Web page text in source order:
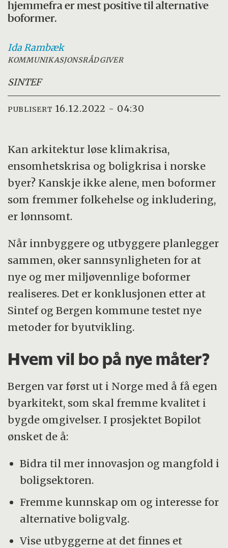
hjemmefra er mest positive til alternative
boformer.
IdaRambæk
KOMMUNIKASJONSRÅDGIVER
SINTEF
PUBLISERT 16.12.2022 - 04:30
Kan arkitektur løse klimakrisa,
ensomhetskrisa og boligkrisa i norske
byer? Kanskje ikke alene, men boformer
som fremmer folkehelse og inkludering,
er lønnsomt.
Når innbyggere og utbyggere planlegger
sammen, øker sannsynligheten for at
nye og mer miljøvennlige boformer
realiseres. Det er konklusjonen etter at
Sintef og Bergen kommune testet nye
metoder for byutvikling.
Hvem vil bo på nye måter?
Bergen var først ut i Norge med å få egen
byarkitekt, som skal fremme kvalitet i
bygde omgivelser. I prosjektet Bopilot
ønsket de å:
Bidra til mer innovasjon og mangfold i
boligsektoren.
Fremme kunnskap om og interesse for
alternative boligvalg.
Vise utbyggerne at det finnes et